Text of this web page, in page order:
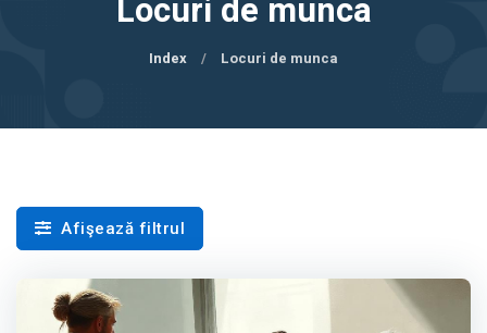
Locuri de munca
Index Locuri de munca
Afişează filtrul